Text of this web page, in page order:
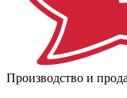
Производство и